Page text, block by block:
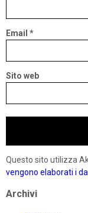
Email *
Sito web
Questo sito utilizza
vengono elaborati i
Archivi